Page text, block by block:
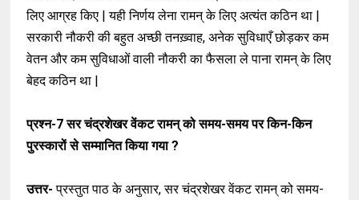
लिए आग्रह किए | यही निर्णय लेना रामन् के लिए अत्यंत कठिन था |
सरकारी नौकरी की बहुत अच्छी तनख़्वाह, अनेक सुविधाएँ छोड़कर कम
वेतन और कम सुविधाओं वाली नौकरी का फैसला ले पाना रामन् के लिए
बेहद कठिन था |
प्रश्न-7सर चंद्रशेखर वेंकट रामन् को समय-समय पर किन-किन
पुरस्कारों से सम्मानित किया गया ?
उत्तर-प्रस्तुत पाठ के अनुसार, सर चंद्रशेखर वेंकट रामन् को समय-